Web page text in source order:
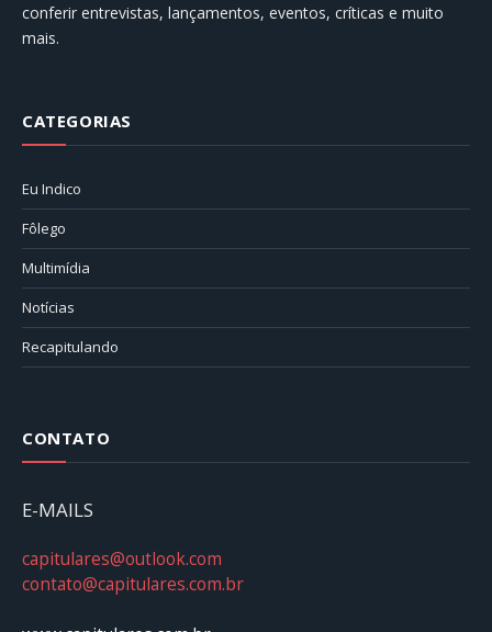
conferir entrevistas, lançamentos, eventos, críticas e muito
mais.
CATEGORIAS
Eu Indico
Fôlego
Multimídia
Notícias
Recapitulando
CONTATO
E-MAILS
capitulares@outlook.com
contato@capitulares.com.br